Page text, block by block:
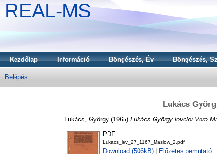
REAL-MS
Kezdőlap Információ Böngészés, Év Böngészés,
Belépés
Lukács
Lukács, György (1965) Lukács György levelei Vera
PDF
Lukacs_lev_27_1167_Maslow_2.pdf
Download (506kB) Előzetes bemutató